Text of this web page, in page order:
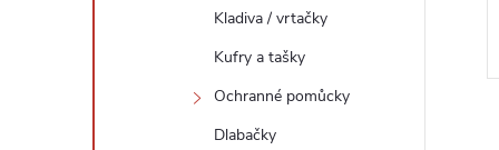
Kladiva / vrtačky
Kufry a tašky
Ochranné pomůcky
Dlabačky